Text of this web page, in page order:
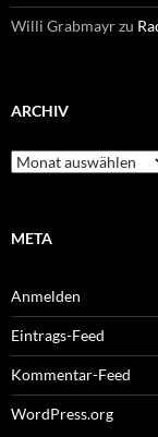
Willi Grabmayrzu
ARCHIV
Archiv
META
Anmelden
Eintrags-Feed
Kommentar-Feed
WordPress.org